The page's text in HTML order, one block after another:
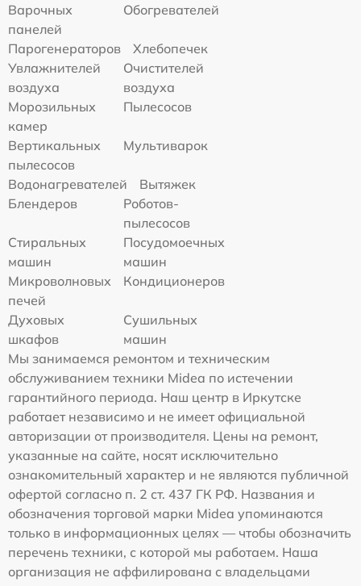
Варочных
панелей
Обогревателей
Парогенераторов
Хлебопечек
Увлажнителей
воздуха
Очистителей
воздуха
Морозильных
камер
Пылесосов
Вертикальных
пылесосов
Мультиварок
Водонагревателей
Вытяжек
Блендеров
Роботов-
пылесосов
Стиральных
машин
Посудомоечных
машин
Микроволновых
печей
Кондиционеров
Духовых
шкафов
Сушильных
машин
Мы занимаемся ремонтом и техническим
обслуживанием техники Midea по истечении
гарантийного периода. Наш центр в Иркутске
работает независимо и не имеет официальной
авторизации от производителя. Цены на ремонт,
указанные на сайте, носят исключительно
ознакомительный характер и не являются публичной
офертой согласно п. 2 ст. 437 ГК РФ. Названия и
обозначения торговой марки Midea упоминаются
только в информационных целях — чтобы обозначить
перечень техники, с которой мы работаем. Наша
организация не аффилирована с владельцами